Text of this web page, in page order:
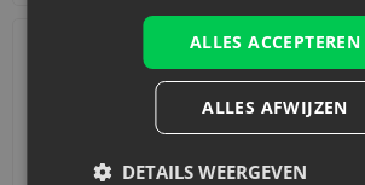
klanten. Kies voor Saketos zakjes en
verpakking van jouw cadeaus.
ALLES ACCEPTEREN
ALLES AFWIJZEN
DETAILS WEERGEVEN